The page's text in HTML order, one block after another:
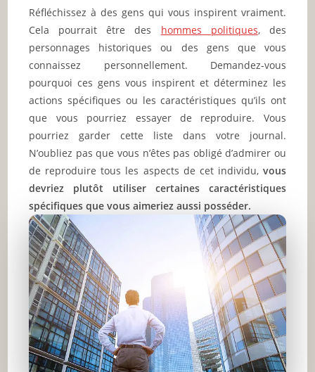
Réfléchissez à des gens qui vous inspirent vraiment.
Cela pourrait être des hommes politiques, des
personnages historiques ou des gens que vous
connaissez personnellement. Demandez-vous
pourquoi ces gens vous inspirent et déterminez les
actions spécifiques ou les caractéristiques qu’ils ont
que vous pourriez essayer de reproduire. Vous
pourriez garder cette liste dans votre journal.
N’oubliez pas que vous n’êtes pas obligé d’admirer ou
de reproduire tous les aspects de cet individu, vous
devriez plutôt utiliser certaines caractéristiques
spécifiques que vous aimeriez aussi posséder.